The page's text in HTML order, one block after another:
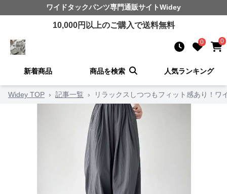
ワイドタックパンツ専門通販サイトWidey
10,000円以上のご購入で送料無料
0 0
新着商品 商品を検索 人気ランキング
Widey TOP › 記事一覧 › リラックスしつつもフィット感あり！